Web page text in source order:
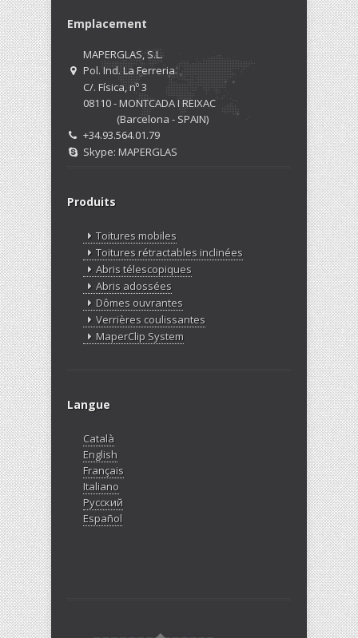
Emplacement
MAPERGLAS, S.L.
Pol. Ind. La Ferreria
C/. Física, nº 3
08110 - MONTCADA I REIXAC
(Barcelona - SPAIN)
+34.93.564.01.79
Skype: MAPERGLAS
Produits
Toitures mobiles
Toitures rétractables inclinées
Abris télescopiques
Abris adossées
Dômes ouvrantes
Verrières coulissantes
MaperClip System
Langue
Català
English
Français
Italiano
Русский
Español